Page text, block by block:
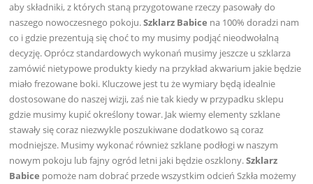
aby składniki, z których staną przygotowane rzeczy pasowały do
naszego nowoczesnego pokoju.Szklarz Babice na 100% doradzi nam
co i gdzie prezentują się choć to my musimy podjąć nieodwołalną
decyzję. Oprócz standardowych wykonań musimy jeszcze u szklarza
zamówić nietypowe produkty kiedy na przykład akwarium jakie będzie
miało frezowane boki. Kluczowe jest tu że wymiary będą idealnie
dostosowane do naszej wizji, zaś nie tak kiedy w przypadku sklepu
gdzie musimy kupić określony towar. Jak wiemy elementy szklane
stawały się coraz niezwykle poszukiwane dodatkowo są coraz
modniejsze. Musimy wykonać również szklane podłogi w naszym
nowym pokoju lub fajny ogród letni jaki będzie oszklony.Szklarz
Babice pomoże nam dobrać przede wszystkim odcień Szkła możemy